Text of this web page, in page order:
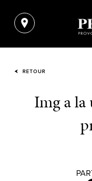
RETOUR
Img a la